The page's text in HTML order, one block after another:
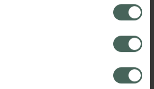
via webbplatsens
Ett återkallat samtycke påverkar inte
som skett innan återkallelsen.
och online i mobilen och på